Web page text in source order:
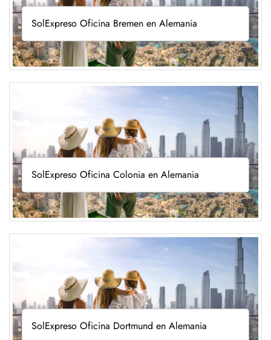
SolExpreso Oficina Bremen en Alemania
SolExpreso Oficina Colonia en Alemania
SolExpreso Oficina Dortmund en Alemania